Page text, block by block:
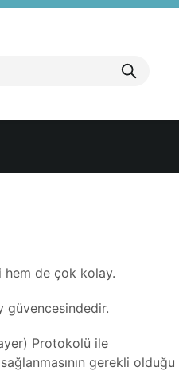
hem de çok kolay.
güvencesindedir.
Protokolü ile
gerekli olduğu